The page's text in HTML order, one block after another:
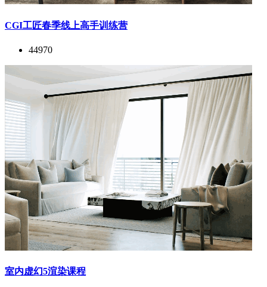
CGI工匠春季线上高手训练营
44970
室内虚幻5渲染课程